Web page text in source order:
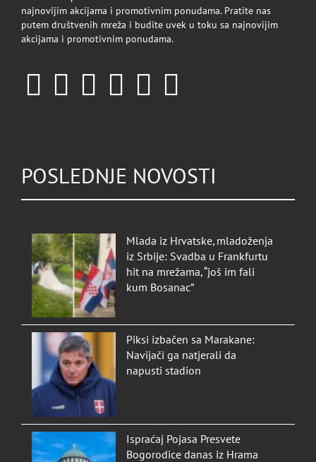
najnovijim akcijama i promotivnim ponudama. Pratite nas
putem društvenih mreža i budite uvek u toku sa najnovijim
akcijama i promotivnim ponudama.
POSLEDNJE NOVOSTI
Mlada iz Hrvatske, mladoženja
iz Srbije: Svadba u Frankfurtu
hit na mrežama, “još im fali
kum Bosanac”
Piksi izbačen sa Marakane:
Navijači ga natjerali da
napusti stadion
Ispraćaj Pojasa Presvete
Bogorodice danas iz Hrama